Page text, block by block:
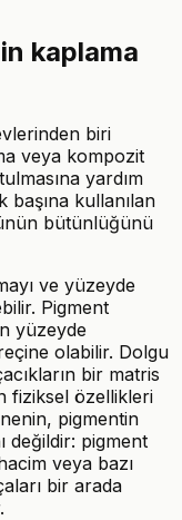
kaplama
biri
veya kompozit
yardım
başına kullanılan
bütünlüğünü
ve yüzeyde
Pigment
yüzeyde
olabilir. Dolgu
bir matris
fiziksel özellikleri
pigmentin
değildir: pigment
veya bazı
bir arada